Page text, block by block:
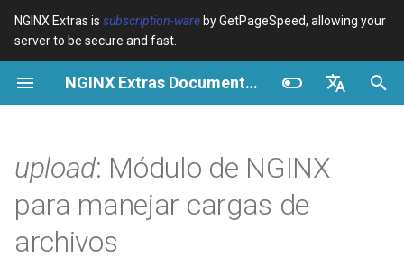
NGINX Extras is subscription-ware by GetPageSpeed, allowing your
server to be secure and fast.
NGINX Extras Documentation
Español
Português (Brasil)
I
n
a
l
Variables $bot_name
$bot_producer
Examples
Troubleshooting
Directives geoip2
geoip2_proxy
Examples
Troubleshooting
Descripción
Directivas
upload_pass
acme
ada
auto-ssl
Cache
Rendimiento
Seguridad
RHEL/CentOS
NGINX-MOD - NGINX
mejorado con HTTP/3,
HPACK y verificaciones de
upload: Módulo de NGINX
para manejar cargas de
archivos